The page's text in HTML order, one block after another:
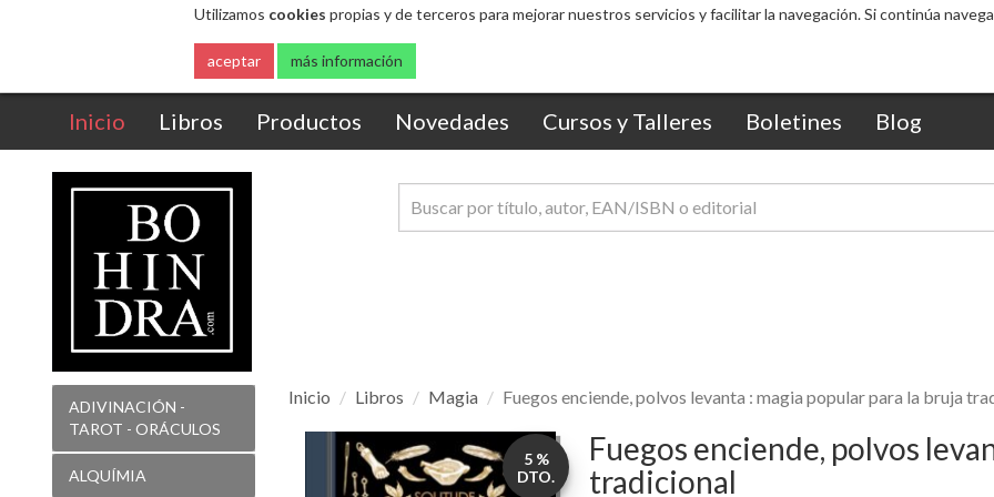
Utilizamos cookies propias y de terceros para mejorar nuestros servicios y facilitar la navegación. Si continúa
aceptar más información
Inicio (current)
Libros Productos Novedades Cursos y Talleres Boletines Blog
ADIVINACIÓN -
TAROT - ORÁCULOS
ALQUÍMIA
Inicio Libros Magia Fuegos enciende, polvos levanta : magia popular para la bruja
Fuegos
enciende,
5 %
DTO.
Fuegos enciende, polvos
tradicional